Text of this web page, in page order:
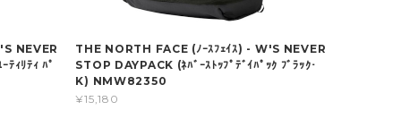
NEVER
ｨﾘﾃｨ ﾊﾟ
THE NORTH FACE (ﾉｰｽﾌｪｲｽ) - W'S NEVER
STOP DAYPACK (ﾈﾊﾞｰｽﾄｯﾌﾟﾃﾞｲﾊﾟｯｸ ﾌﾞﾗｯｸ･
K) NMW82350
¥15,180